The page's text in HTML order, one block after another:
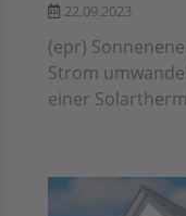
22.09.2023
(epr)
Strom
einer